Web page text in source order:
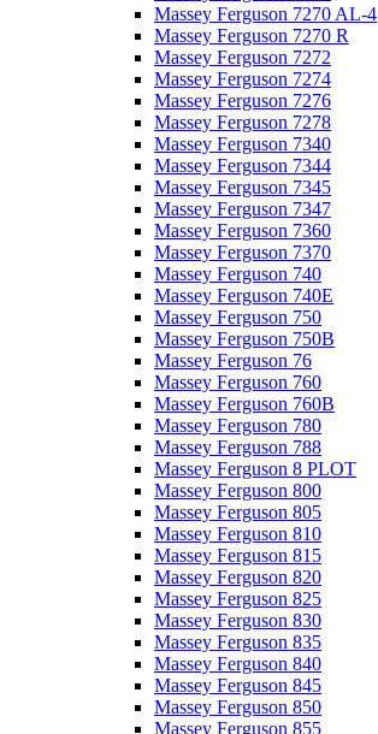
Massey Ferguson 7270 AL-4
Massey Ferguson 7270 R
Massey Ferguson 7272
Massey Ferguson 7274
Massey Ferguson 7276
Massey Ferguson 7278
Massey Ferguson 7340
Massey Ferguson 7344
Massey Ferguson 7345
Massey Ferguson 7347
Massey Ferguson 7360
Massey Ferguson 7370
Massey Ferguson 740
Massey Ferguson 740E
Massey Ferguson 750
Massey Ferguson 750B
Massey Ferguson 76
Massey Ferguson 760
Massey Ferguson 760B
Massey Ferguson 780
Massey Ferguson 788
Massey Ferguson 8 PLOT
Massey Ferguson 800
Massey Ferguson 805
Massey Ferguson 810
Massey Ferguson 815
Massey Ferguson 820
Massey Ferguson 825
Massey Ferguson 830
Massey Ferguson 835
Massey Ferguson 840
Massey Ferguson 845
Massey Ferguson 850
Massey Ferguson 855